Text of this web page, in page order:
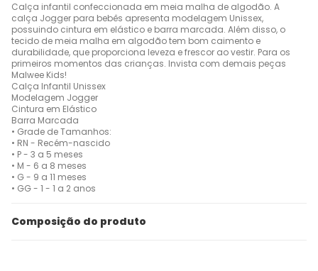
Calça infantil confeccionada em meia malha de algodão. A
calça Jogger para bebês apresenta modelagem Unissex,
possuindo cintura em elástico e barra marcada. Além disso, o
tecido de meia malha em algodão tem bom caimento e
durabilidade, que proporciona leveza e frescor ao vestir. Para os
primeiros momentos das crianças. Invista com demais peças
Malwee Kids!
Calça Infantil Unissex
Modelagem Jogger
Cintura em Elástico
Barra Marcada
• Grade de Tamanhos:
• RN - Recém-nascido
• P - 3 a 5 meses
• M - 6 a 8 meses
• G - 9 a 11 meses
• GG - 1 - 1 a 2 anos
Composição do produto